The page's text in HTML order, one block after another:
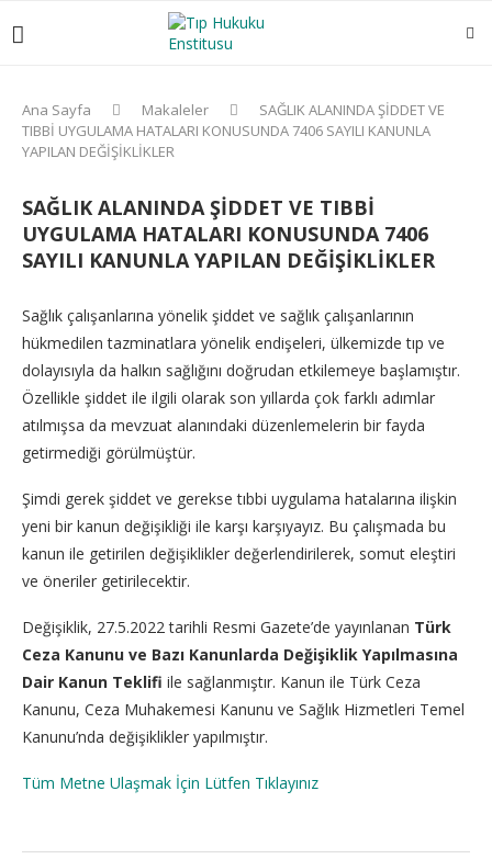
Ana Sayfa Makaleler
SAĞLIK ALANINDA ŞİDDET VE
TIBBİ UYGULAMA HATALARI KONUSUNDA 7406 SAYILI KANUNLA
YAPILAN DEĞİŞİKLİKLER
SAĞLIK ALANINDA ŞİDDET VE TIBBİ
UYGULAMA HATALARI KONUSUNDA 7406
SAYILI KANUNLA YAPILAN DEĞİŞİKLİKLER
Sağlık çalışanlarına yönelik şiddet ve sağlık çalışanlarının
hükmedilen tazminatlara yönelik endişeleri, ülkemizde tıp ve
dolayısıyla da halkın sağlığını doğrudan etkilemeye başlamıştır.
Özellikle şiddet ile ilgili olarak son yıllarda çok farklı adımlar
atılmışsa da mevzuat alanındaki düzenlemelerin bir fayda
getirmediği görülmüştür.
Şimdi gerek şiddet ve gerekse tıbbi uygulama hatalarına ilişkin
yeni bir kanun değişikliği ile karşı karşıyayız. Bu çalışmada bu
kanun ile getirilen değişiklikler değerlendirilerek, somut eleştiri
ve öneriler getirilecektir.
Değişiklik, 27.5.2022 tarihli Resmi Gazete’de yayınlanan Türk
Ceza Kanunu ve Bazı Kanunlarda Değişiklik Yapılmasına
Dair Kanun Teklifi ile sağlanmıştır. Kanun ile Türk Ceza
Kanunu, Ceza Muhakemesi Kanunu ve Sağlık Hizmetleri Temel
Kanunu’nda değişiklikler yapılmıştır.
Tüm Metne Ulaşmak İçin Lütfen Tıklayınız